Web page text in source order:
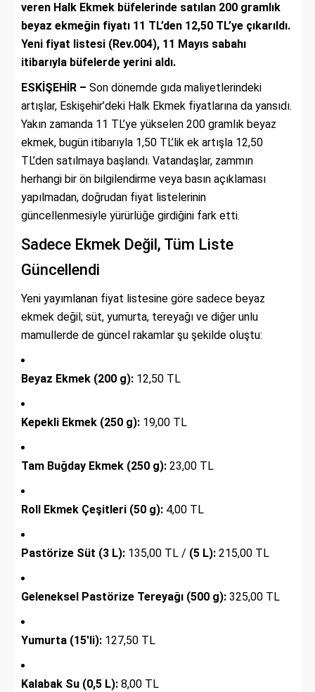
veren Halk Ekmek büfelerinde satılan 200 gramlık
beyaz ekmeğin fiyatı 11 TL’den 12,50 TL’ye çıkarıldı.
Yeni fiyat listesi (Rev.004), 11 Mayıs sabahı
itibarıyla büfelerde yerini aldı.
ESKİŞEHİR – Son dönemde gıda maliyetlerindeki
artışlar, Eskişehir’deki Halk Ekmek fiyatlarına da yansıdı.
Yakın zamanda 11 TL’ye yükselen 200 gramlık beyaz
ekmek, bugün itibarıyla 1,50 TL’lik ek artışla 12,50
TL’den satılmaya başlandı. Vatandaşlar, zammın
herhangi bir ön bilgilendirme veya basın açıklaması
yapılmadan, doğrudan fiyat listelerinin
güncellenmesiyle yürürlüğe girdiğini fark etti.
Sadece Ekmek Değil, Tüm Liste
Güncellendi
Yeni yayımlanan fiyat listesine göre sadece beyaz
ekmek değil; süt, yumurta, tereyağı ve diğer unlu
mamullerde de güncel rakamlar şu şekilde oluştu:
Beyaz Ekmek (200 g): 12,50 TL
Kepekli Ekmek (250 g): 19,00 TL
Tam Buğday Ekmek (250 g): 23,00 TL
Roll Ekmek Çeşitleri (50 g): 4,00 TL
Pastörize Süt (3 L): 135,00 TL / (5 L): 215,00 TL
Geleneksel Pastörize Tereyağı (500 g): 325,00 TL
Yumurta (15'li): 127,50 TL
Kalabak Su (0,5 L): 8,00 TL